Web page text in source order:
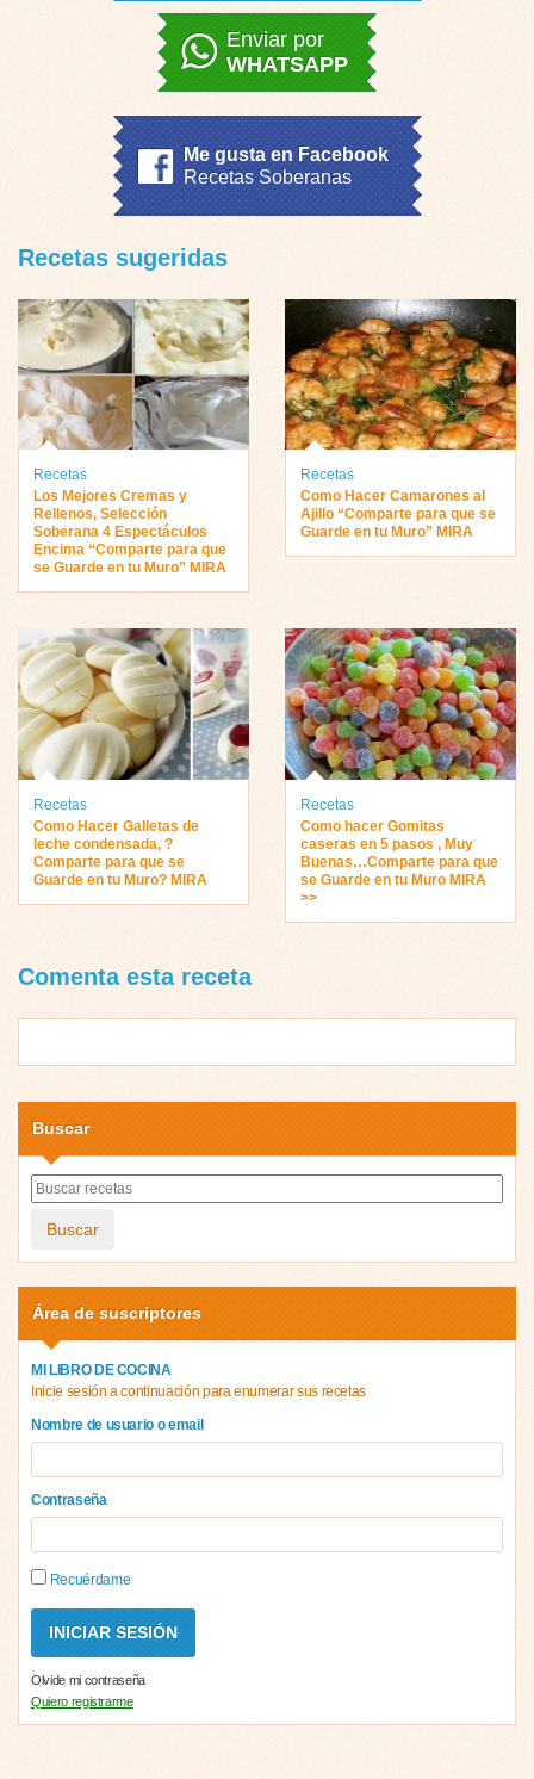
Enviar por
WHATSAPP
Me gusta en Facebook
Recetas Soberanas
Recetas sugeridas
Recetas
Los Mejores Cremas y
Rellenos, Selección
Soberana 4 Espectáculos
Encima “Comparte para que
se Guarde en tu Muro” MIRA
Recetas
Como Hacer Camarones al
Ajillo “Comparte para que se
Guarde en tu Muro” MIRA
Recetas
Como Hacer Galletas de
leche condensada, ?
Comparte para que se
Guarde en tu Muro? MIRA
Recetas
Como hacer Gomitas
caseras en 5 pasos , Muy
Buenas…Comparte para que
se Guarde en tu Muro MIRA
>>
Comenta esta receta
Buscar
Buscar
Área de suscriptores
MI LIBRO DE COCINA
Inicie sesión a continuación para enumerar sus recetas
Nombre de usuario o email
Contraseña
Recuérdame
Olvide mi contraseña
Quiero registrarme